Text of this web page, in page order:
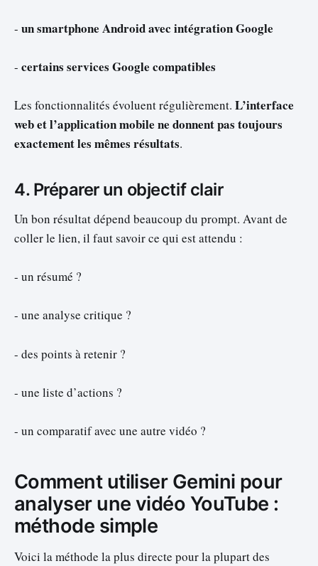
- un smartphone Android avec intégration Google
- certains services Google compatibles
Les fonctionnalités évoluent régulièrement. L’interface
web et l’application mobile ne donnent pas toujours
exactement les mêmes résultats.
4. Préparer un objectif clair
Un bon résultat dépend beaucoup du prompt. Avant de
coller le lien, il faut savoir ce qui est attendu :
- un résumé ?
- une analyse critique ?
- des points à retenir ?
- une liste d’actions ?
- un comparatif avec une autre vidéo ?
Comment utiliser Gemini pour
analyser une vidéo YouTube :
méthode simple
Voici la méthode la plus directe pour la plupart des